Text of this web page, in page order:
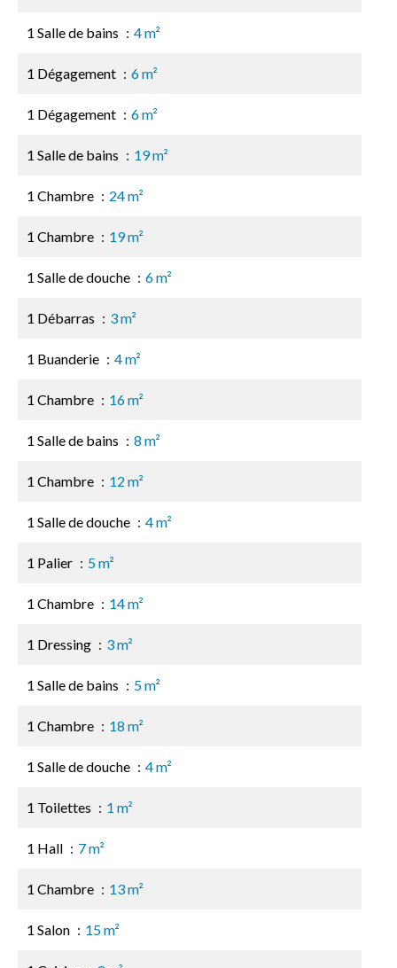
1 Salle de bains 4 m²
1 Dégagement 6 m²
1 Dégagement 6 m²
1 Salle de bains 19 m²
1 Chambre 24 m²
1 Chambre 19 m²
1 Salle de douche 6 m²
1 Débarras 3 m²
1 Buanderie 4 m²
1 Chambre 16 m²
1 Salle de bains 8 m²
1 Chambre 12 m²
1 Salle de douche 4 m²
1 Palier 5 m²
1 Chambre 14 m²
1 Dressing 3 m²
1 Salle de bains 5 m²
1 Chambre 18 m²
1 Salle de douche 4 m²
1 Toilettes 1 m²
1 Hall 7 m²
1 Chambre 13 m²
1 Salon 15 m²